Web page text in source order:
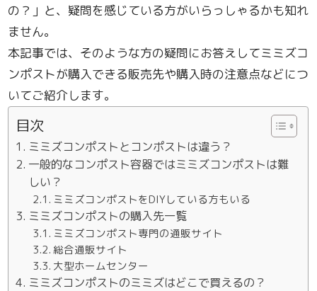
の？」と、疑問を感じている方がいらっしゃるかも知れ
ません。
本記事では、そのような方の疑問にお答えしてミミズコ
ンポストが購入できる販売先や購入時の注意点などにつ
いてご紹介します。
目次
ミミズコンポストとコンポストは違う？
一般的なコンポスト容器ではミミズコンポストは難
しい？
ミミズコンポストをDIYしている方もいる
ミミズコンポストの購入先一覧
ミミズコンポスト専門の通販サイト
総合通販サイト
大型ホームセンター
ミミズコンポストのミミズはどこで買えるの？